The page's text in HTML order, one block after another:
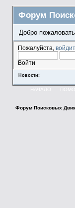
Форум
Добро пожаловать,
Пожалуйста,
Войти
Новости:
НАЧАЛО
Форум Поисковых